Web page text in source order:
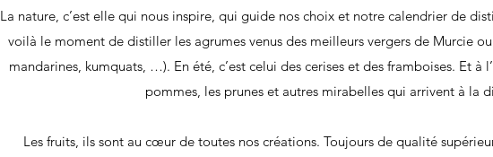
La nature, c’est elle qui nous inspire, qui guide nos choix et notre calendrier de
voilà le moment de distiller les agrumes venus des meilleurs vergers de Murcie
mandarines, kumquats, …). En été, c’est celui des cerises et des framboises. Et à
pommes, les prunes et autres mirabelles qui arrivent à la
Les fruits, ils sont au cœur de toutes nos créations. Toujours de qualité